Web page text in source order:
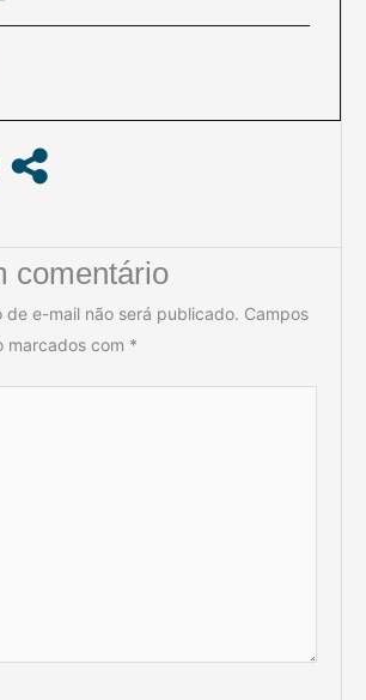
comentário
de e-mail não será publicado. Campos
marcados com *